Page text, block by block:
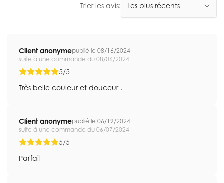
Trier les avis:
Client anonymepublié le 08/16/2024
suite à une commande du 08/06/2024
5/5
Très belle couleur et douceur .
Client anonymepublié le 06/19/2024
suite à une commande du 06/07/2024
5/5
Parfait